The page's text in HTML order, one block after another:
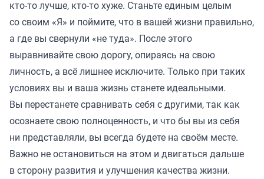
кто-то лучше, кто-то хуже. Станьте единым целым
со своим «Я» и поймите, что в вашей жизни правильно,
а где вы свернули «не туда». После этого
выравнивайте свою дорогу, опираясь на свою
личность, а всё лишнее исключите. Только при таких
условиях вы и ваша жизнь станете идеальными.
Вы перестанете сравнивать себя с другими, так как
осознаете свою полноценность, и что бы вы из себя
ни представляли, вы всегда будете на своём месте.
Важно не остановиться на этом и двигаться дальше
в сторону развития и улучшения качества жизни.